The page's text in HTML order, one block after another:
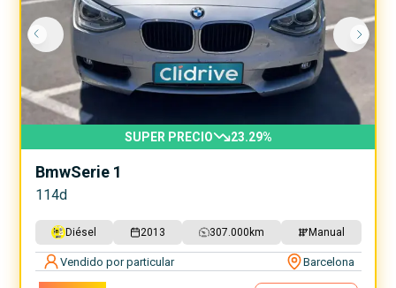
SUPER PRECIO 23.29%
BmwSerie 1
114d
Diésel 2013 307.000 km Manual
Vendido por particular Barcelona